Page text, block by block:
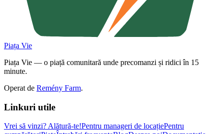
Piața Vie
Piața Vie — o piață comunitară unde precomanzi și ridici în 15
minute.
Operat de Remény Farm.
Linkuri utile
Vrei să vinzi? Alătură-te!Pentru manageri de locațiePentru